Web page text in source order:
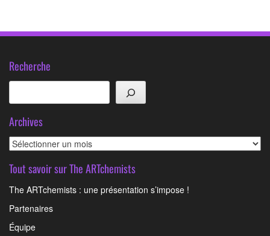
Recherche
Rechercher
Archives
Archives
Tout savoir sur The ARTchemists
The ARTchemists : une présentation s’impose !
Partenaires
Équipe